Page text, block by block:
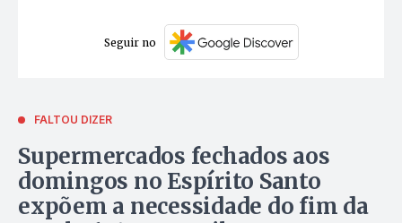
Seguir no
FALTOU DIZER
Supermercados fechados aos
domingos no Espírito Santo
expõem a necessidade do fim da